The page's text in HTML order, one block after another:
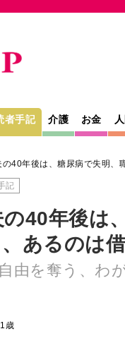
者手記 介護 お金
40年後は、糖尿病で失明、
記
40年後は
あるのは
由を奪う、わ
歳